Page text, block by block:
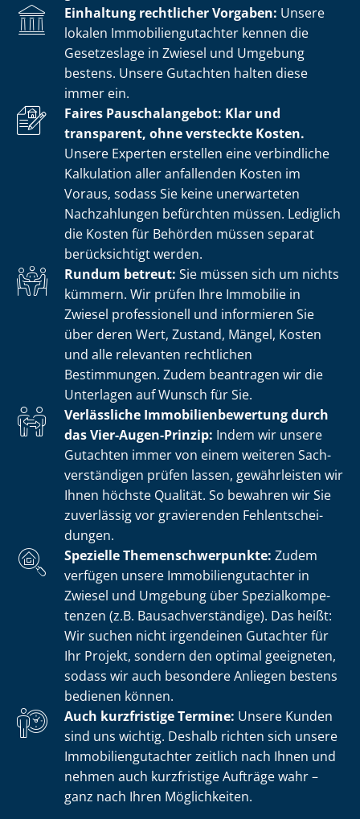
Einhaltung rechtlicher Vorgaben: Unsere
lokalen Im­mo­bi­li­en­gut­ach­ter kennen die
Gesetzeslage in Zwiesel und Umgebung
bestens. Unsere Gutachten halten diese
immer ein.
Faires Pauschalangebot: Klar und
transparent, ohne versteckte Kosten.
Unsere Experten erstellen eine verbindliche
Kalkulation aller anfallenden Kosten im
Voraus, sodass Sie keine unerwarteten
Nachzahlungen befürchten müssen. Lediglich
die Kosten für Behörden müssen separat
berücksichtigt werden.
Rundum betreut: Sie müssen sich um nichts
kümmern. Wir prüfen Ihre Immobilie in
Zwiesel professionell und informieren Sie
über deren Wert, Zustand, Mängel, Kosten
und alle relevanten rechtlichen
Bestimmungen. Zudem beantragen wir die
Unterlagen auf Wunsch für Sie.
Verlässliche Im­mo­bi­li­en­be­wer­tung durch
das Vier-Augen-Prinzip: Indem wir unsere
Gutachten immer von einem weiteren Sach­
ver­stän­di­gen prüfen lassen, gewährleisten wir
Ihnen höchste Qualität. So bewahren wir Sie
zuverlässig vor gravierenden Fehl­ent­schei­
dun­gen.
Spezielle The­men­schwer­punk­te: Zudem
verfügen unsere Im­mo­bi­li­en­gut­ach­ter in
Zwiesel und Umgebung über Spe­zi­al­kom­pe­
ten­zen (z.B. Bau­sach­ver­stän­di­ge). Das heißt:
Wir suchen nicht irgendeinen Gutachter für
Ihr Projekt, sondern den optimal geeigneten,
sodass wir auch besondere Anliegen bestens
bedienen können.
Auch kurzfristige Termine: Unsere Kunden
sind uns wichtig. Deshalb richten sich unsere
Im­mo­bi­li­en­gut­ach­ter zeitlich nach Ihnen und
nehmen auch kurzfristige Aufträge wahr –
ganz nach Ihren Möglichkeiten.